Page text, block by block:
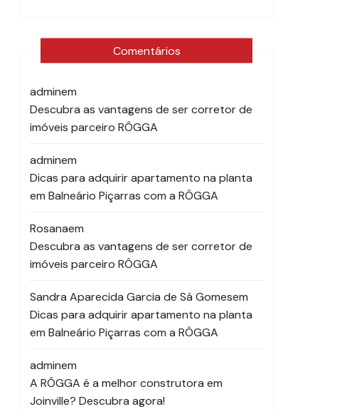
Comentários
adminem
Descubra as vantagens de ser corretor de
imóveis parceiro RÔGGA
adminem
Dicas para adquirir apartamento na planta
em Balneário Piçarras com a RÔGGA
Rosanaem
Descubra as vantagens de ser corretor de
imóveis parceiro RÔGGA
Sandra Aparecida Garcia de Sá Gomesem
Dicas para adquirir apartamento na planta
em Balneário Piçarras com a RÔGGA
adminem
A RÔGGA é a melhor construtora em
Joinville? Descubra agora!